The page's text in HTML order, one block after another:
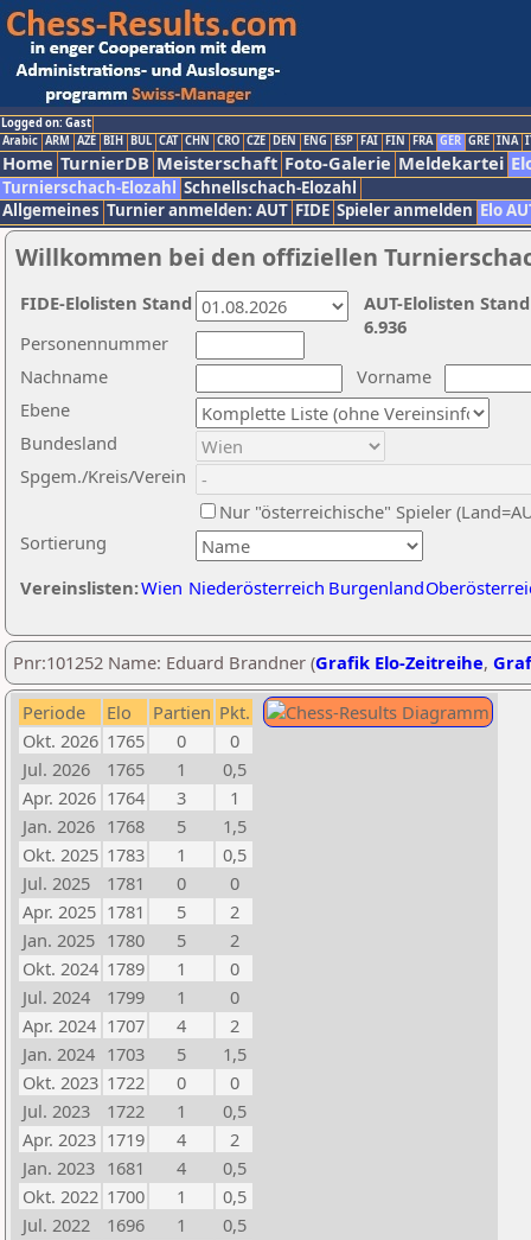
Logged on: Gast
Arabic ARM AZE BIH BUL CAT CHN CRO CZE DEN ENG ESP FAI FIN FRA GER GRE INA
Home TurnierDB Meisterschaft Foto-Galerie Meldekartei
Turnierschach-Elozahl Schnellschach-Elozahl
Allgemeines Turnier anmelden: AUT FIDE Spieler anmelden Elo
Willkommen bei den offiziellen
Nachname
Vorname
Ebene
Sortierung
Personennummer
Bundesland
Spgem./Kreis/Verein
Nur "österreichische" Spieler
Vereinslisten:Wien Niederösterreich Burgenland
AUT-Elolisten
6.936
FIDE-Elolisten Stand
Pnr:101252 Name: Eduard Brandner (Grafik Elo-Zeitreihe,
Periode Elo Partien Pkt.
Okt. 2026 1765 0
0
Jul. 2026
1765 1
0,5
Apr. 2026 1764 3
1
Jan. 2026 1768 5
1,5
Okt. 2025 1783 1
0,5
Jul. 2025
1781 0
0
Apr. 2025 1781 5
2
Jan. 2025 1780 5
2
Okt. 2024 1789 1
0
Jul. 2024
1799 1
0
Apr. 2024 1707 4
2
Jan. 2024 1703 5
1,5
Okt. 2023 1722 0
0
Jul. 2023
1722 1
0,5
Apr. 2023 1719 4
2
Jan. 2023 1681 4
0,5
Okt. 2022 1700 1
0,5
Jul. 2022
1696 1
0,5